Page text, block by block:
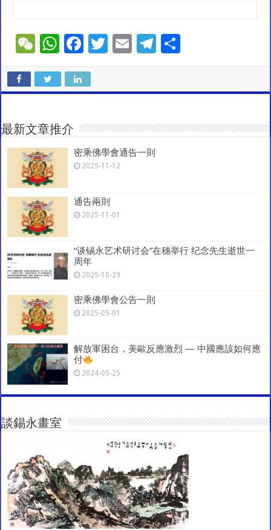
W
C
h
at
W
at
sA
p
p
F
e
b
o
k
T
er
E
l
T
gr
a
e
最新文章推介
密乘佛學會通告一則
2025-11-12
通告兩則
2025-11-01
“谈锡永艺术研讨会”在穗举行 纪念先生逝世一
周年
2025-10-29
密乘佛學會公告一則
2025-05-01
解放軍困台，美歐反應激烈 — 中國應該如何應
付
2024-05-25
談錫永畫室